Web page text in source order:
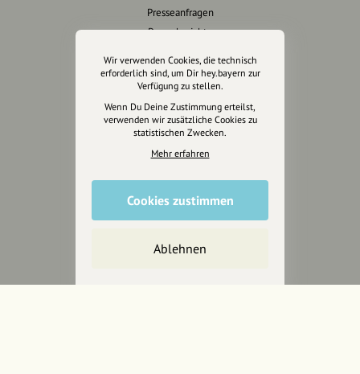
Presseanfragen
Presseberichte
Wir unterstützen Euch
Fotografie & mehr
Marketing
Design & Branding
Anakin Design
unsere Plattform
Wir verwenden Cookies, die technisch
erforderlich sind, um Dir hey.bayern zur
Verfügung zu stellen.
Wenn Du Deine Zustimmung erteilst,
verwenden wir zusätzliche Cookies zu
statistischen Zwecken.
Mehr erfahren
Cookies zustimmen
Ablehnen